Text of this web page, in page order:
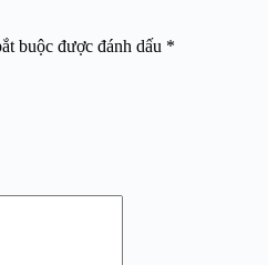
buộc được đánh dấu *